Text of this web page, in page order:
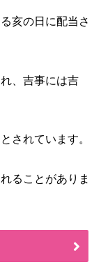
亥の日に配当さ
、吉事には吉
されています。
ることがありま